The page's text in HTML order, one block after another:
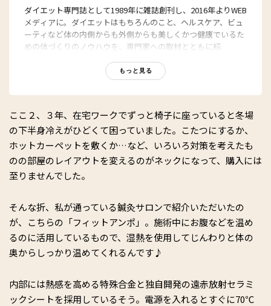
ダイエット専門誌として1989年に雑誌創刊し、2016年よりWEB
メディアに。ダイエットはもちろんのこと、ヘルスケア、ビュ
ーティなど体の内側からも外側からも美しくかつ健康でいるた
めの体づくりのノウハウを、専門家への取材とともに紹
もに、編集部員も自らさまざまなヘルシーネタを日々お試し
もっと見る
ここ２、３年、在宅ワークでずっと椅子に座っていると冬場
の下半身冷えがひどくて困っていました。こたつにするか、
ホットカーペットを敷くか…など、いろいろ対策を考えたも
のの部屋のレイアウトを変えるのがネックになって、購入には
至りませんでした。
そんな折、私が通っている鍼灸サロンで紹介いただいたの
が、こちらの「フィットアンポ」。施術中にお腹などを温め
るのに活用しているもので、湿熱を使用してじんわりと体の
奥からしっかり温めてくれるんです♪
内部には熱感を高める特殊合金と独自開発の遠赤放射セラミ
ックシートを採用しているそう。電源を入れるとすぐに70℃